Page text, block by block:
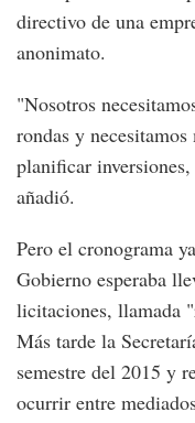
directivo de una
anonimato.
"Nosotros
rondas y
planificar
añadió.
Pero el cronograma
Gobierno esperaba
licitaciones, llamada
Más tarde la
semestre del 2015 y
ocurrir entre